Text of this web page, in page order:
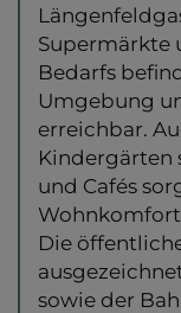
Supermärkte
Bedarfs
Umgebung
erreichbar.
Kindergärten
und Cafés
Die
sowie der